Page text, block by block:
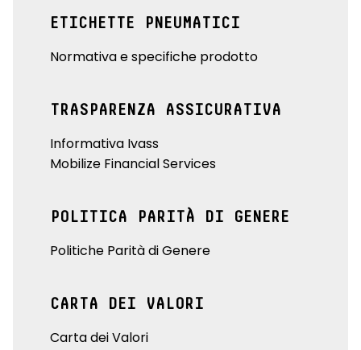
ETICHETTE PNEUMATICI
Normativa e specifiche prodotto
TRASPARENZA ASSICURATIVA
Informativa Ivass
Mobilize Financial Services
POLITICA PARITÀ DI GENERE
Politiche Parità di Genere
CARTA DEI VALORI
Carta dei Valori